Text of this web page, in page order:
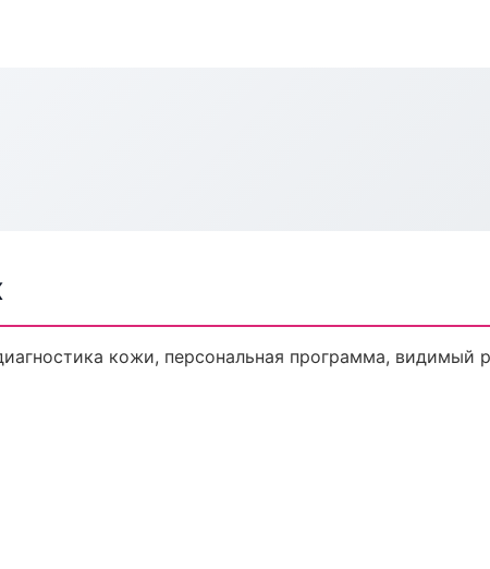
кожи, персональная программа, видимый